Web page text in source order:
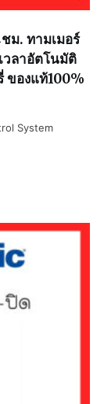
ม. ทามเมอร์
วลาอัตโนมัติ
ของแท้100%
System